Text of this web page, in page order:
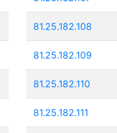
81.25.182.108
81.25.182.109
81.25.182.110
81.25.182.111